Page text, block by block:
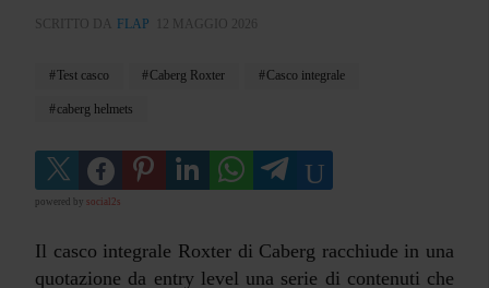
SCRITTO DA FLAP 12 MAGGIO 2026
Test casco Caberg Roxter Casco integrale
caberg helmets
powered by social2s
Il casco integrale Roxter di Caberg racchiude in una
quotazione da entry level una serie di contenuti che